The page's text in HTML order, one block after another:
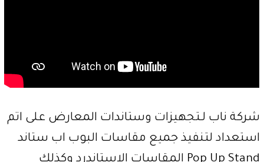
شركة ناب لـتجهيزات وستاندات المعارض على اتم
استعداد لتنفيذ جميع مقاسات البوب اب ستاند